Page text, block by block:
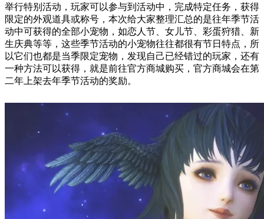
举行特别活动，玩家可以参与到活动中，完成特定任务，获得
限定的外观道具或称号，本次给大家整理汇总的是往年季节活
动中可获得的全部小宠物，如恋人节、女儿节、彩蛋狩猎、新
生庆典等等，这些季节活动的小宠物往往都很有节日特点，所
以它们也都是当季限定宠物，发现自己已经错过的玩家，还有
一种方法可以获得，就是前往官方商城购买，官方商城会在第
二年上架去年季节活动的奖励。